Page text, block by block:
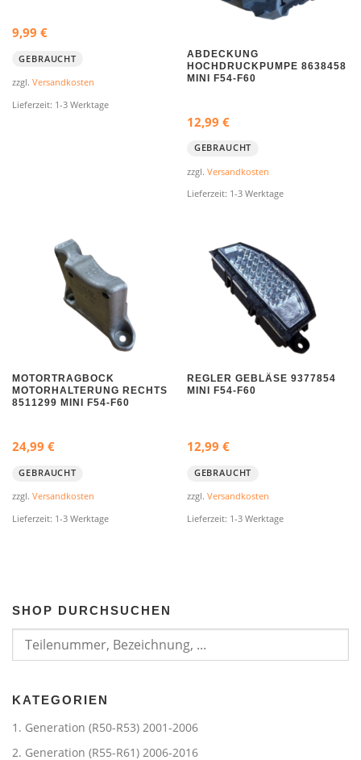
9,99 €
GEBRAUCHT
zzgl. Versandkosten
Lieferzeit: 1-3 Werktage
ABDECKUNG
HOCHDRUCKPUMPE 8638458
MINI F54-F60
12,99€
GEBRAUCHT
zzgl.Versandkosten
Lieferzeit: 1-3 Werktage
MOTORTRAGBOCK
MOTORHALTERUNG RECHTS
8511299 MINI F54-F60
24,99 €
GEBRAUCHT
zzgl. Versandkosten
Lieferzeit: 1-3 Werktage
REGLER GEBLÄSE 9377854
MINI F54-F60
12,99€
GEBRAUCHT
zzgl.Versandkosten
Lieferzeit: 1-3 Werktage
SHOP DURCHSUCHEN
KATEGORIEN
1. Generation (R50-R53) 2001-2006
2. Generation (R55-R61) 2006-2016